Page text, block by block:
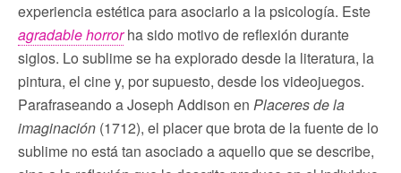
experiencia estética para asociarlo a la psicología. Este
agradable horrorha sido motivo de reflexión durante
siglos. Lo sublime se ha explorado desde la literatura, la
pintura, el cine y, por supuesto, desde los videojuegos.
Parafraseando a Joseph Addison en Placeres de la
imaginación (1712), el placer que brota de la fuente de lo
sublime no está tan asociado a aquello que se describe,